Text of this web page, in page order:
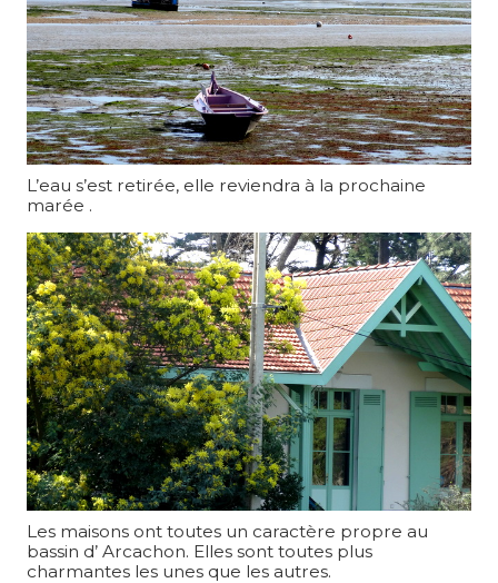
L’eau s’est retirée, elle reviendra à la prochaine
marée .
Les maisons ont toutes un caractère propre au
bassin d’ Arcachon. Elles sont toutes plus
charmantes les unes que les autres.